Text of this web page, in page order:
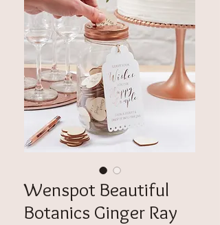
Wenspot Beautiful
Botanics Ginger Ray